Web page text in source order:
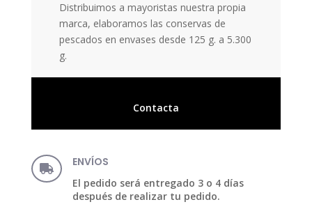
Distribuimos a mayoristas nuestra propia
marca, elaboramos las conservas de
pescados en envases desde 125 g. a 5.300
g.
Contacta
 ENVÍOS
El pedido será entregado 3 o 4 días
después de realizar tu pedido.